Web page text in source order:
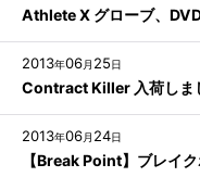
Athlete X グローブ、
2013年06月 25日
Contract Killer 入荷しま
2013年06月 24日
【Break Point】ブレイ